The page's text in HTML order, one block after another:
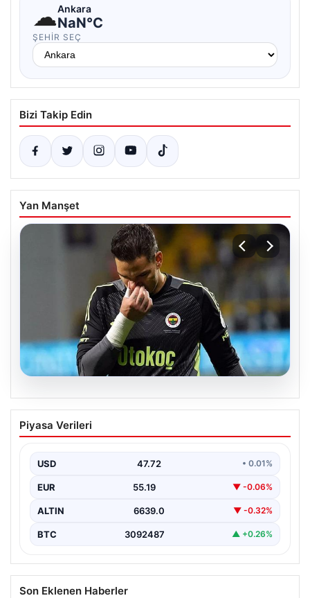
☁Ankara
NaN°C
ŞEHIR SEÇ
Bizi Takip Edin
Yan Manşet
Fenerbahçe, Ederson İçin Yeni
Planlarını Suya Düşürmeyi Planlıyor
sürdüren Fenerbahçe yönetimi, kaleci rotasyonunda
köklü bir değişikliğe hazırlanıyor.…
Piyasa Verileri
USD 47.72 • 0.01%
EUR 55.19 ▼ -0.06%
ALTIN 6639.0 ▼ -0.32%
BTC 3092487 ▲ +0.26%
Son Eklenen Haberler